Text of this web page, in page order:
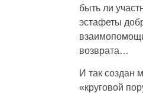
быть ли
эстафеты
возврата…
И так создан
«круговой